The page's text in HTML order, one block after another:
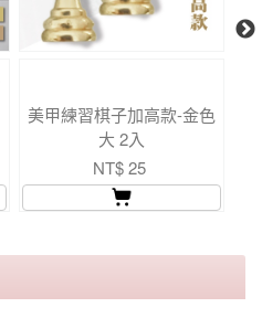
美甲練習棋子加高款-金色
大 2入
NT$ 25